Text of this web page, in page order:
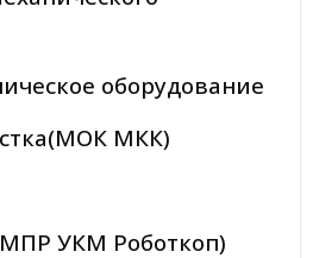
оборудование
МКК)
УКМ Роботкоп)